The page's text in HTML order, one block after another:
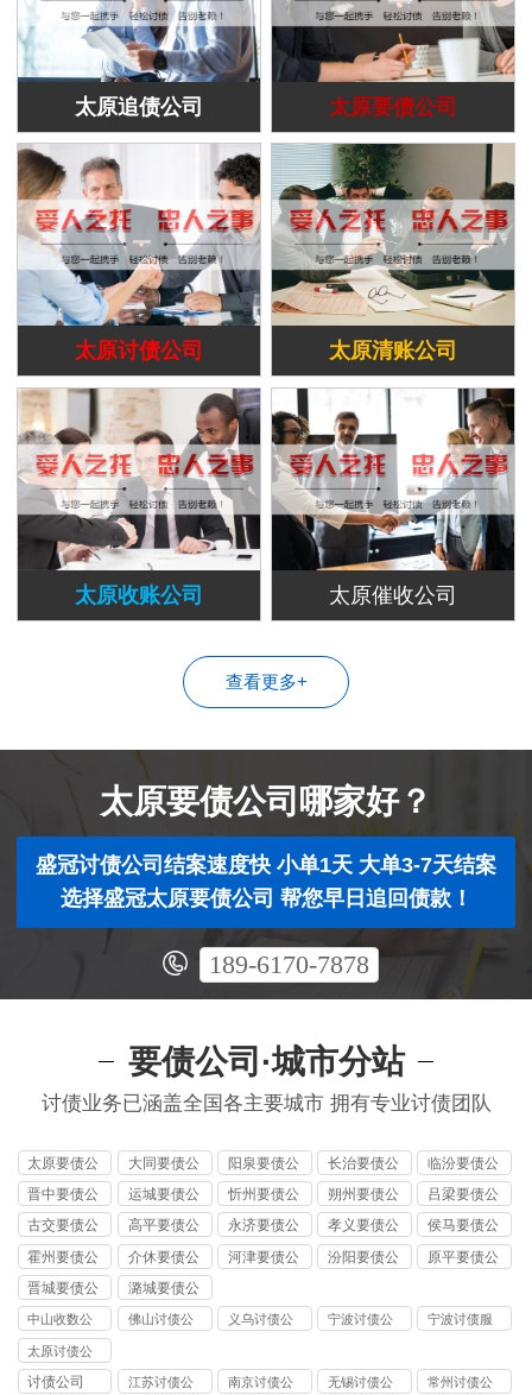
太原追债公司 太原要债公司
太原讨债公司 太原清账公司
太原收账公司 太原催收公司
查看更多+
太原要债公司哪家好？
盛冠讨债公司结案速度快 小单1天 大单3-7天结案
选择盛冠太原要债公司 帮您早日追回债款！
189-6170-7878
要债公司·城市分站
讨债业务已涵盖全国各主要城市 拥有专业讨债团队
太原要债公
司
大同要债公
司
阳泉要债公
司
长治要债公
司
临汾要债公
司
晋中要债公
司
运城要债公
司
忻州要债公
司
朔州要债公
司
吕梁要债公
司
古交要债公
司
高平要债公
司
永济要债公
司
孝义要债公
司
侯马要债公
司
霍州要债公
司
介休要债公
司
河津要债公
汾阳要债公
原平要债公
晋城要债公
司
潞城要债公
司
中山收数公
司
佛山讨债公
义乌讨债公
宁波讨债公
宁波讨债服
太原讨债公
司
讨债公司
江苏讨债公
南京讨债公
无锡讨债公
常州讨债公